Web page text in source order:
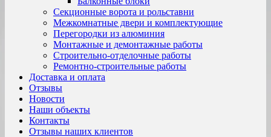
Секционные ворота и рольставни
Межкомнатные двери и комплектующие
Перегородки из алюминия
Монтажные и демонтажные работы
Строительно-отделочные работы
Ремонтно-строительные работы
Доставка и оплата
Отзывы
Новости
Наши объекты
Контакты
Отзывы наших клиентов